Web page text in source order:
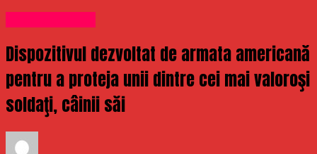
Dispozitivul dezvoltat de armata americană
pentru a proteja unii dintre cei mai valoroşi
soldaţi, câinii săi